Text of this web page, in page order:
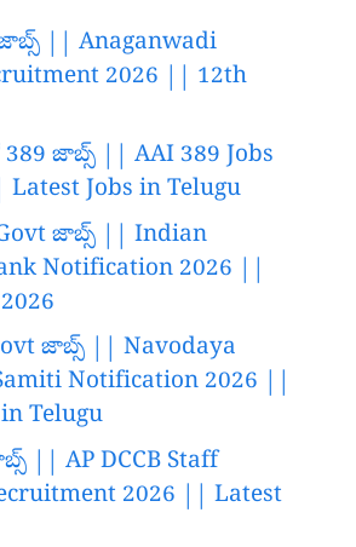
|| Anaganwadi
2026 || 12th
జాబ్స్ || AAI 389 Jobs
Jobs in Telugu
జాబ్స్ || Indian
Notification 2026 ||
జాబ్స్ || Navodaya
Notification 2026 ||
Telugu
|| AP DCCB Staff
2026 || Latest